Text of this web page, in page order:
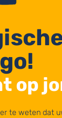
op
te weten dat